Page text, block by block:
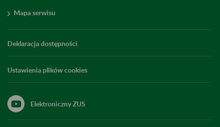
Mapa serwisu
Deklaracja dostępności
Ustawienia plików cookies
Elektroniczny ZUS